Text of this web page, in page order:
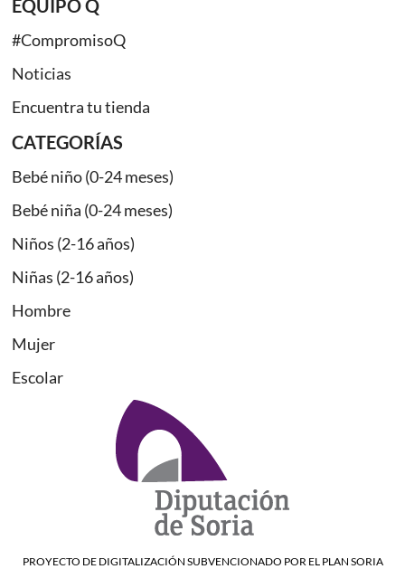
EQUIPO Q
#CompromisoQ
Noticias
Encuentra tu tienda
CATEGORÍAS
Bebé niño (0-24 meses)
Bebé niña (0-24 meses)
Niños (2-16 años)
Niñas (2-16 años)
Hombre
Mujer
Escolar
PROYECTO DE DIGITALIZACIÓN SUBVENCIONADO POR EL PLAN SORIA